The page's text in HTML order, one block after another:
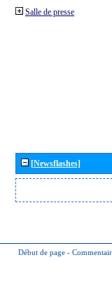
Salle de presse
[Newsflashes]
Début de page -